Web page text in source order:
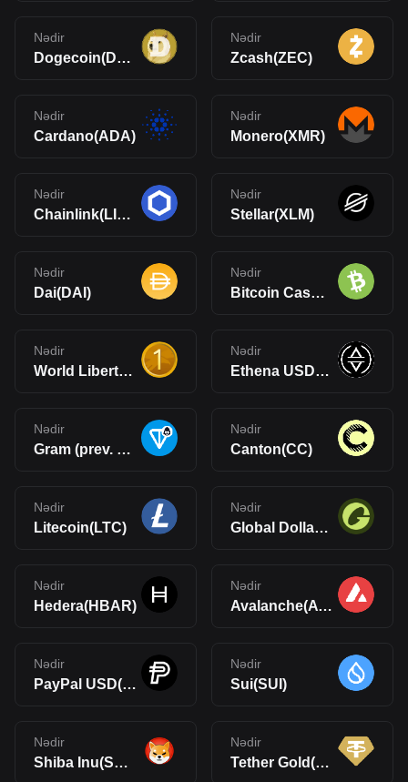
Nədir
Dogecoin(DOGE)
Nədir
Zcash(ZEC)
Nədir
Cardano(ADA)
Nədir
Monero(XMR)
Nədir
Chainlink(LINK)
Nədir
Stellar(XLM)
Nədir
Dai(DAI)
Nədir
Bitcoin Cash(BCH)
Nədir
World Liberty Financial USD(USD1)
Nədir
Ethena USDe(USDe)
Nədir
Gram (prev. Toncoin)(GRAM)
Nədir
Canton(CC)
Nədir
Litecoin(LTC)
Nədir
Global Dollar(USDG)
Nədir
Hedera(HBAR)
Nədir
Avalanche(AVAX)
Nədir
PayPal USD(PYUSD)
Nədir
Sui(SUI)
Nədir
Shiba Inu(SHIB)
Nədir
Tether Gold(XAUt)